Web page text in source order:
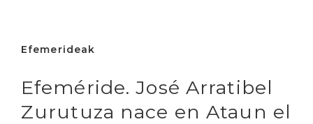
Efemerideak
Efeméride. José Arratibel
Zurutuza nace en Ataun el